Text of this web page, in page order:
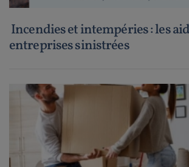
Incendies et intempéries : les
entreprises sinistrées